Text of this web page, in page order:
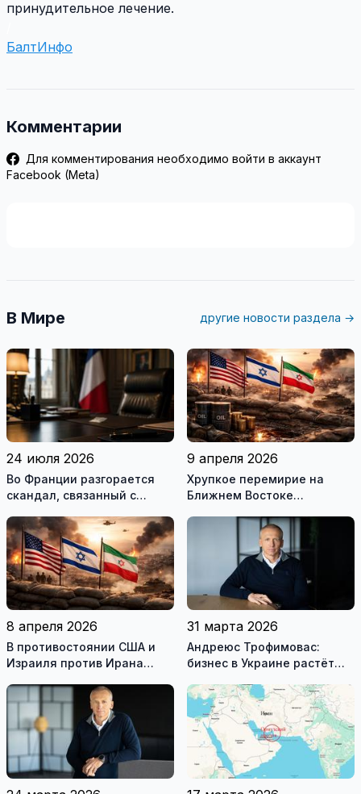
принудительное лечение.
БалтИнфо
Комментарии
Для комментирования необходимо войти в аккаунт
Facebook (Meta)
В Мире другие новости раздела →
24 июля 2026
Во Франции разгорается
скандал, связанный с
государственными
служащими
9 апреля 2026
Хрупкое перемирие на
Ближнем Востоке
8 апреля 2026
В противостоянии США и
Израиля против Ирана
перемирие
31 марта 2026
Андреюс Трофимовас:
бизнес в Украине растёт